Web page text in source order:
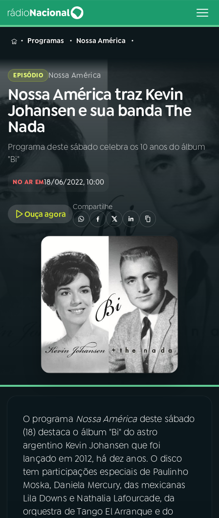
MENU
Buscar
na
Rádio
Nacional
Buscar
AO VIVO
INÍCIO
A RÁDIO
PROGRAMAÇÃO
PROGRAMAS
PODCASTS
VIDEOCASTS
ÚLTIMAS
ACOMPANHE A RÁDIO NACIONAL
YouTube Facebook
Instagram X
Programas Nossa América
EPISÓDIO Nossa América
Nossa América traz Kevin
Johansen e sua banda The
Nada
Programa deste sábado celebra os 10 anos do álbum
"Bi"
NO AR EM18/06/2022, 10:00
Ouça agora
Compartilhe
O programa Nossa Américadeste sábado
(18) destaca o álbum "Bi" do astro
argentino Kevin Johansen que foi
lançado em 2012, há dez anos. O disco
tem participações especiais de Paulinho
Moska, Daniela Mercury, das mexicanas
Lila Downs e Nathalia Lafourcade, da
orquestra de Tango El Arranque e do